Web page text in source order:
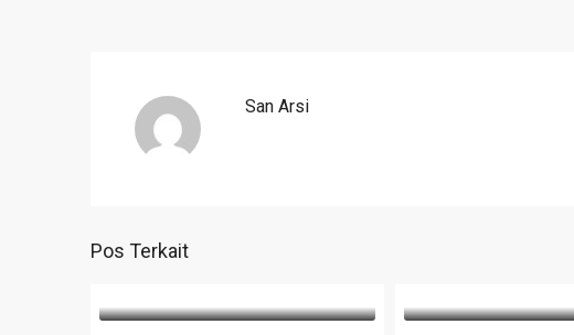
San Arsi
Pos Terkait